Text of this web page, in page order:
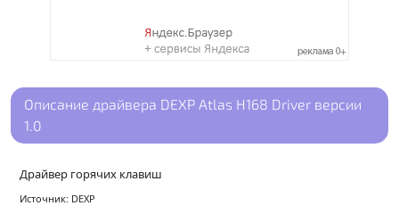
Описание драйвера DEXP Atlas H168 Driver версии
1.0
Драйвер горячих клавиш
Источник: DEXP